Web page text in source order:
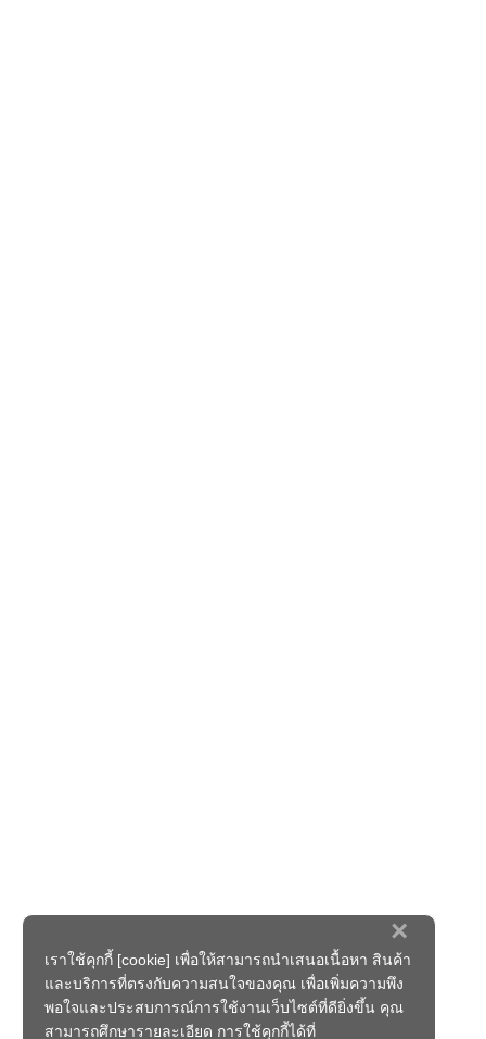
×
เราใช้คุกกี้ [cookie] เพื่อให้สามารถนำเสนอเนื้อหา สินค้า
และบริการที่ตรงกับความสนใจของคุณ เพื่อเพิ่มความพึง
พอใจและประสบการณ์การใช้งานเว็บไซต์ที่ดียิ่งขึ้น คุณ
สามารถศึกษารายละเอียด การใช้คุกกี้ได้ที่